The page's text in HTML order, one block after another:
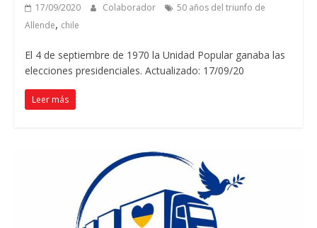
17/09/2020 Colaborador
50 años del triunfo de
Allende, chile
El 4 de septiembre de 1970 la Unidad Popular ganaba las
elecciones presidenciales. Actualizado: 17/09/20
Leer más